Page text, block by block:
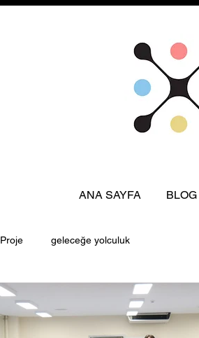
ANA SAYFA BLOG
Proje geleceğe yolculuk